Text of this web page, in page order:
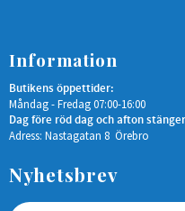
Information
Butikens öppettider:
Måndag - Fredag 07:00-16:00
Dag före röd dag och afton
Adress: Nastagatan 8 Örebro
Nyhetsbrev